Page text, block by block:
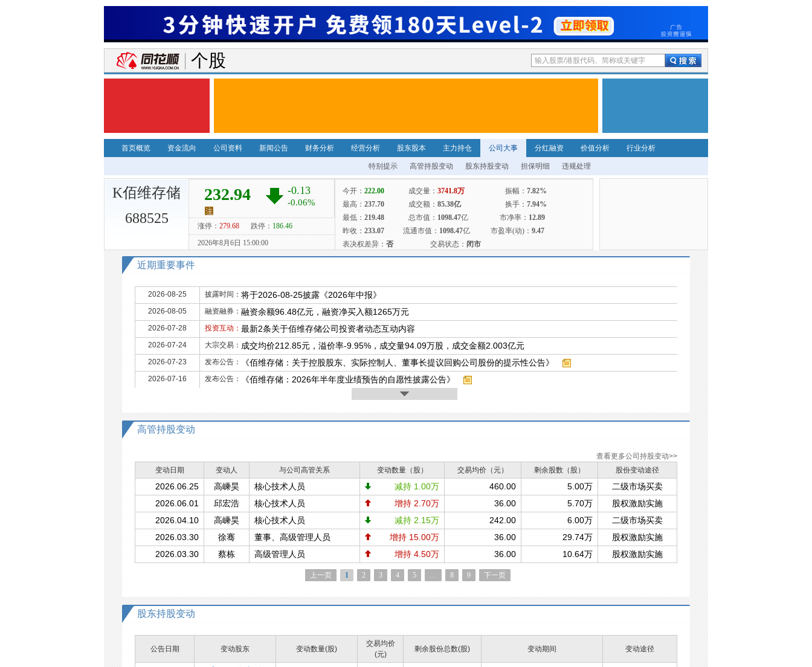
个股
首页概览 资金流向 公司资料 新闻公告 财务分析 经营分析 股东股本 主力持仓 公司大事 分红融资 价值分析 行业分析
特别提示 高管持股变动 股东持股变动 担保明细 违规处理
K佰维存储
688525